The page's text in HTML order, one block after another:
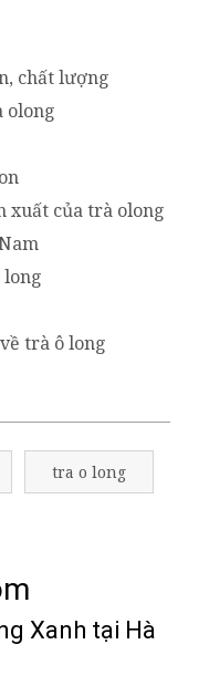
chất lượng
olong
xuất của trà olong
long
trà ô long
tra o long
Xanh tại Hà